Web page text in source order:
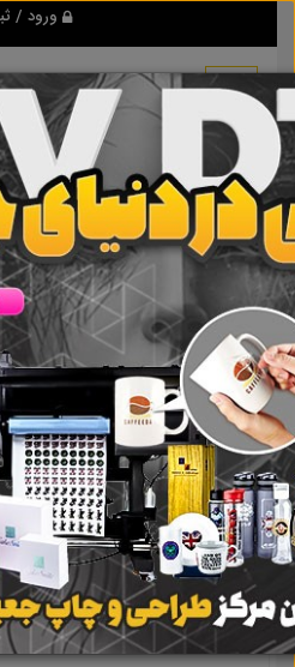
ورود /
برنامه
مرجع نیازمندیها و
نتیجه ای